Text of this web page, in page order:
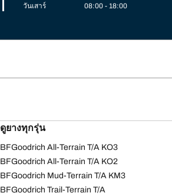
วันเสาร์
08:00 - 18:00
ดูยางทุกรุ่น
BFGoodrich All-Terrain T/A KO3
BFGoodrich All-Terrain T/A KO2
BFGoodrich Mud-Terrain T/A KM3
BFGoodrich Trail-Terrain T/A